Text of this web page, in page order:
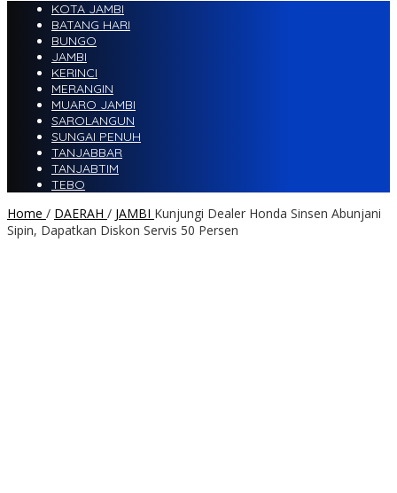
KOTA JAMBI
BATANG HARI
BUNGO
JAMBI
KERINCI
MERANGIN
MUARO JAMBI
SAROLANGUN
SUNGAI PENUH
TANJABBAR
TANJABTIM
TEBO
Home / DAERAH / JAMBI Kunjungi Dealer Honda Sinsen Abunjani
Sipin, Dapatkan Diskon Servis 50 Persen